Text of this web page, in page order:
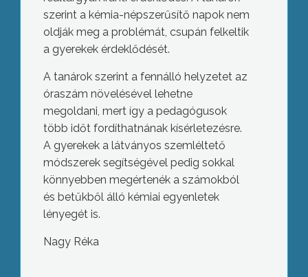
szerint a kémia-népszerűsítő napok nem
oldják meg a problémát, csupán felkeltik
a gyerekek érdeklődését.
A tanárok szerint a fennálló helyzetet az
óraszám növelésével lehetne
megoldani, mert így a pedagógusok
több időt fordíthatnának kísérletezésre.
A gyerekek a látványos szemléltető
módszerek segítségével pedig sokkal
könnyebben megértenék a számokból
és betűkből álló kémiai egyenletek
lényegét is.
Nagy Réka